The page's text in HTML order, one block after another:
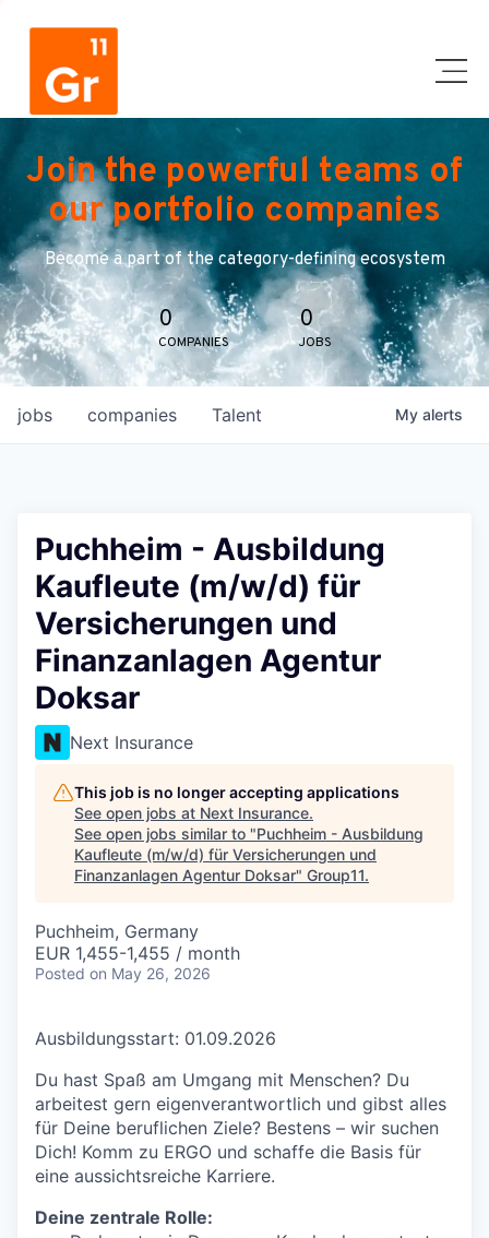
Join the powerful teams of
our portfolio companies
Become a part of the category-defining ecosystem
0
COMPANIES
0
JOBS
jobs companies Talent My alerts
Puchheim - Ausbildung
Kaufleute (m/w/d) für
Versicherungen und
Finanzanlagen Agentur
Doksar
Next Insurance
This job is no longer accepting applications
See open jobs at Next Insurance.
See open jobs similar to "Puchheim - Ausbildung
Kaufleute (m/w/d) für Versicherungen und
Finanzanlagen Agentur Doksar" Group11.
Puchheim, Germany
EUR 1,455-1,455 / month
Posted on May 26, 2026
Ausbildungsstart: 01.09.2026
Du hast Spaß am Umgang mit Menschen? Du
arbeitest gern eigenverantwortlich und gibst alles
für Deine beruflichen Ziele? Bestens – wir suchen
Dich! Komm zu ERGO und schaffe die Basis für
eine aussichtsreiche Karriere.
Deine zentrale Rolle: